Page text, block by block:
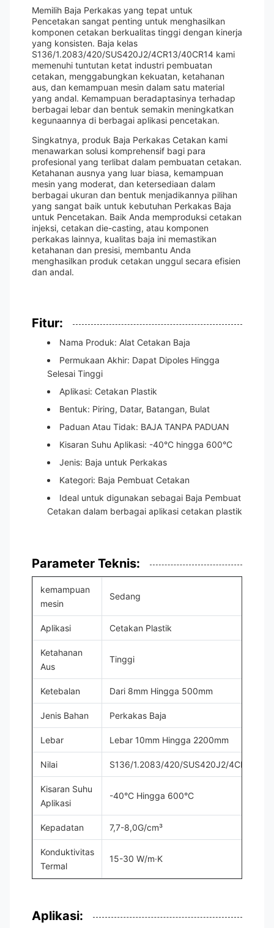
Memilih Baja Perkakas yang tepat untuk
Pencetakan sangat penting untuk menghasilkan
komponen cetakan berkualitas tinggi dengan kinerja
yang konsisten. Baja kelas
S136/1.2083/420/SUS420J2/4CR13/40CR14 kami
memenuhi tuntutan ketat industri pembuatan
cetakan, menggabungkan kekuatan, ketahanan
aus, dan kemampuan mesin dalam satu material
yang andal. Kemampuan beradaptasinya terhadap
berbagai lebar dan bentuk semakin meningkatkan
kegunaannya di berbagai aplikasi pencetakan.
Singkatnya, produk Baja Perkakas Cetakan kami
menawarkan solusi komprehensif bagi para
profesional yang terlibat dalam pembuatan cetakan.
Ketahanan ausnya yang luar biasa, kemampuan
mesin yang moderat, dan ketersediaan dalam
berbagai ukuran dan bentuk menjadikannya pilihan
yang sangat baik untuk kebutuhan Perkakas Baja
untuk Pencetakan. Baik Anda memproduksi cetakan
injeksi, cetakan die-casting, atau komponen
perkakas lainnya, kualitas baja ini memastikan
ketahanan dan presisi, membantu Anda
menghasilkan produk cetakan unggul secara efisien
dan andal.
Fitur:
Nama Produk: Alat Cetakan Baja
Permukaan Akhir: Dapat Dipoles Hingga
Selesai Tinggi
Aplikasi: Cetakan Plastik
Bentuk: Piring, Datar, Batangan, Bulat
Paduan Atau Tidak: BAJA TANPA PADUAN
Kisaran Suhu Aplikasi: -40°C hingga 600°C
Jenis: Baja untuk Perkakas
Kategori: Baja Pembuat Cetakan
Ideal untuk digunakan sebagai Baja Pembuat
Cetakan dalam berbagai aplikasi cetakan plastik
Parameter Teknis:
kemampuan
mesin
Sedang
Aplikasi Cetakan Plastik
Ketahanan
Aus
Tinggi
Ketebalan Dari 8mm Hingga 500mm
Jenis Bahan Perkakas Baja
Lebar Lebar 10mm Hingga 2200mm
Nilai S136/1.2083/420/SUS420J2/4CR13/
Kisaran Suhu
Aplikasi
-40°C Hingga 600°C
Kepadatan 7,7-8,0G/cm³
Konduktivitas
Termal
15-30 W/m·K
Aplikasi: